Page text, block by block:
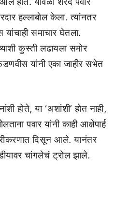
हल्लाबोल केला. त्यांनतर
समाचार घेतला.
कुस्ती लढायला समोर
यांनी एका जाहीर सभेत
होते, या ‘अशांशी’ होत नाही,
पवार यांनी काही आक्षेपार्ह
दिसून आले. यानंतर
चांगलेचं ट्रोल झाले.